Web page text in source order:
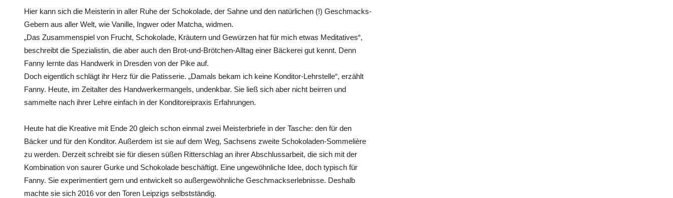
Hier kann sich die Meisterin in aller Ruhe der Schokolade, der Sahne und den natürlichen (!) Geschmacks-
Gebern aus aller Welt, wie Vanille, Ingwer oder Matcha, widmen.
„Das Zusammenspiel von Frucht, Schokolade, Kräutern und Gewürzen hat für mich etwas Meditatives“,
beschreibt die Spezialistin, die aber auch den Brot-und-Brötchen-Alltag einer Bäckerei gut kennt. Denn
Fanny lernte das Handwerk in Dresden von der Pike auf.
Doch eigentlich schlägt ihr Herz für die Patisserie. „Damals bekam ich keine Konditor-Lehrstelle“, erzählt
Fanny. Heute, im Zeitalter des Handwerkermangels, undenkbar. Sie ließ sich aber nicht beirren und
sammelte nach ihrer Lehre einfach in der Konditoreipraxis Erfahrungen.
Heute hat die Kreative mit Ende 20 gleich schon einmal zwei Meisterbriefe in der Tasche: den für den
Bäcker und für den Konditor. Außerdem ist sie auf dem Weg, Sachsens zweite Schokoladen-Sommelière
zu werden. Derzeit schreibt sie für diesen süßen Ritterschlag an ihrer Abschlussarbeit, die sich mit der
Kombination von saurer Gurke und Schokolade beschäftigt. Eine ungewöhnliche Idee, doch typisch für
Fanny. Sie experimentiert gern und entwickelt so außergewöhnliche Geschmackserlebnisse. Deshalb
machte sie sich 2016 vor den Toren Leipzigs selbstständig.